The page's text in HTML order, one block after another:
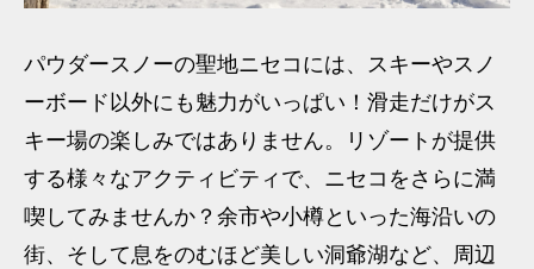
パウダースノーの聖地ニセコには、スキーやスノ
ーボード以外にも魅力がいっぱい！滑走だけがス
キー場の楽しみではありません。リゾートが提供
する様々なアクティビティで、ニセコをさらに満
喫してみませんか？余市や小樽といった海沿いの
街、そして息をのむほど美しい洞爺湖など、周辺